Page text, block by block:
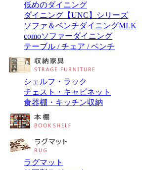
低めのダイニング
ダイニング【UNC】シリーズ
ソファ＆ベンチダイニングMLK
comoソファーダイニング
テーブル / チェア / ベンチ
シェルフ・ラック
チェスト・キャビネット
食器棚・キッチン収納
ラグマット